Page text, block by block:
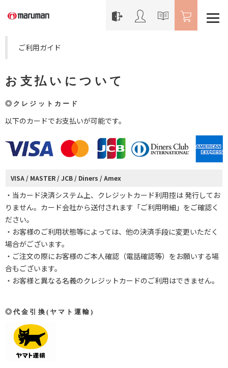
ご利用ガイド
お支払いについて
◎クレジットカード
以下のカードでお支払いが可能です。
VISA / MASTER / JCB / Diners / Amex
・当カード決済システム上、クレジットカード利用控は 発行してお
りません。カード会社から送付されます「ご利用明細」をご確認く
ださい。
・お客様のご利用状態等によっては、他の決済手段に変更いただく
場合がございます。
・ご注文の際にお客様のご本人確認（電話確認等）をお願いする場
合もございます。
・お客様と異なる名義のクレジットカードのご利用はできません。
◎代金引換(ヤマト運輸)